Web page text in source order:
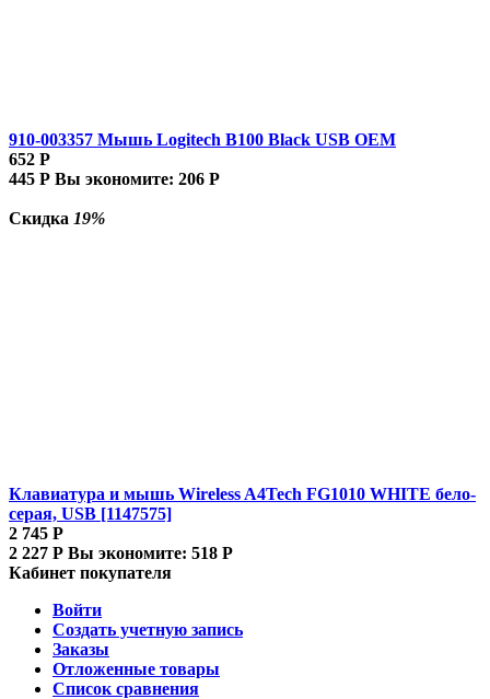
910-003357 Мышь Logitech B100 Black USB OEM
652 Р
445 Р Вы экономите: 206 Р
Скидка 19%
Клавиатура и мышь Wireless A4Tech FG1010 WHITE бело-
серая, USB [1147575]
2 745 Р
2 227 Р Вы экономите: 518 Р
Кабинет покупателя
Войти
Создать учетную запись
Заказы
Отложенные товары
Список сравнения